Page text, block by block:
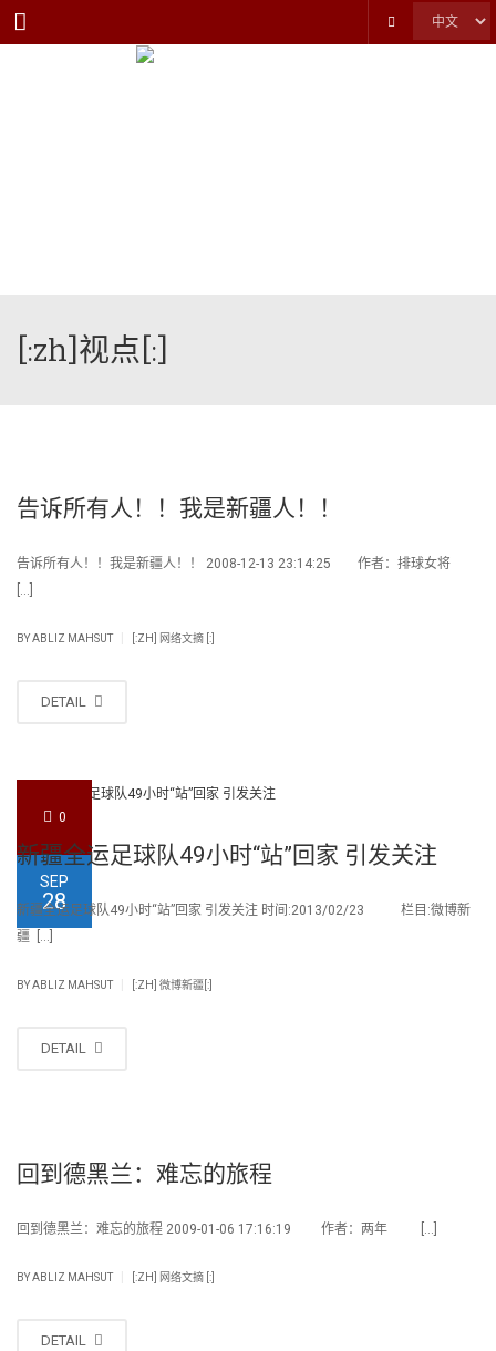
Menu
[:zh]视点[:]
告诉所有人！！我是新疆人！！
告诉所有人！！我是新疆人！！ 2008-12-13 23:14:25 作者：排球女将
[…]
BYABLIZ MAHSUT [:ZH] 网络文摘 [:]
DETAIL
0
SEP
28
新疆全运足球队49小时“站”回家 引发关注
新疆全运足球队49小时“站”回家 引发关注 时间:2013/02/23 栏目:微博新
疆 […]
BYABLIZ MAHSUT [:ZH] 微博新疆[:]
DETAIL
回到德黑兰：难忘的旅程
回到德黑兰：难忘的旅程 2009-01-06 17:16:19 作者：两年 […]
BYABLIZ MAHSUT [:ZH] 网络文摘 [:]
DETAIL